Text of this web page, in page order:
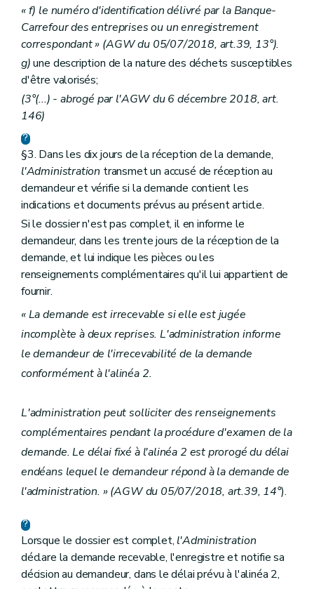
« f) le numéro d'identification délivré par la Banque-
Carrefour des entreprises ou un enregistrement
correspondant » (AGW du 05/07/2018, art.39, 13°).
g)une description de la nature des déchets susceptibles
d'être valorisés;
(3°(...) - abrogé par l'AGW du 6 décembre 2018, art.
146)
§3. Dans les dix jours de la réception de la demande,
l'Administration transmet un accusé de réception au
demandeur et vérifie si la demande contient les
indications et documents prévus au présent article.
Si le dossier n'est pas complet, il en informe le
demandeur, dans les trente jours de la réception de la
demande, et lui indique les pièces ou les
renseignements complémentaires qu'il lui appartient de
fournir.
« La demande est irrecevable si elle est jugée
incomplète à deux reprises. L'administration informe
le demandeur de l'irrecevabilité de la demande
conformément à l'alinéa 2.
L'administration peut solliciter des renseignements
complémentaires pendant la procédure d'examen de la
demande. Le délai fixé à l'alinéa 2 est prorogé du délai
endéans lequel le demandeur répond à la demande de
l'administration. » (AGW du 05/07/2018, art.39, 14°).
Lorsque le dossier est complet, l'Administration
déclare la demande recevable, l'enregistre et notifie sa
décision au demandeur, dans le délai prévu à l'alinéa 2,